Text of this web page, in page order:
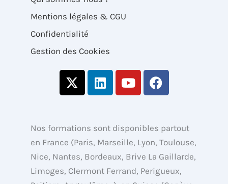
Mentions légales & CGU
Confidentialité
Gestion des Cookies
X
-
i
t
t
e
r
L
i
e
d
i
n
Y
o
u
b
e
F
a
b
o
o
k
Nos formations sont disponibles partout
en France (Paris, Marseille, Lyon, Toulouse,
Nice, Nantes, Bordeaux, Brive La Gaillarde,
Limoges, Clermont Ferrand, Perigueux,